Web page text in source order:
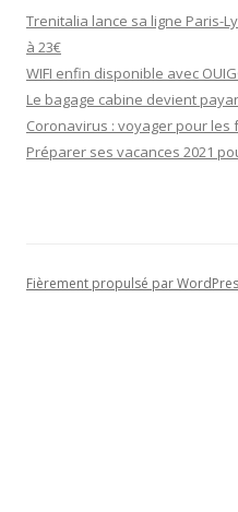
Trenitalia lance sa ligne Paris-
à 23€
WIFI enfin disponible avec
Le bagage cabine devient
Coronavirus : voyager pour les
Préparer ses vacances 2021
Fièrement propulsé par